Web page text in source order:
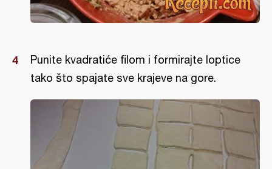
Punite kvadratiće filom i formirajte loptice
tako što spajate sve krajeve na gore.